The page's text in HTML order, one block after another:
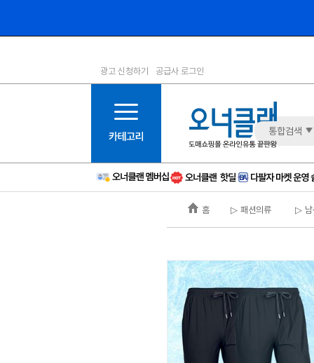
1등급
6등급
11등급
12등급
15등급
16등급
광고 신청하기 공급사 로그인
통합검색
홈 ▷ 패션의류 ▷ 남